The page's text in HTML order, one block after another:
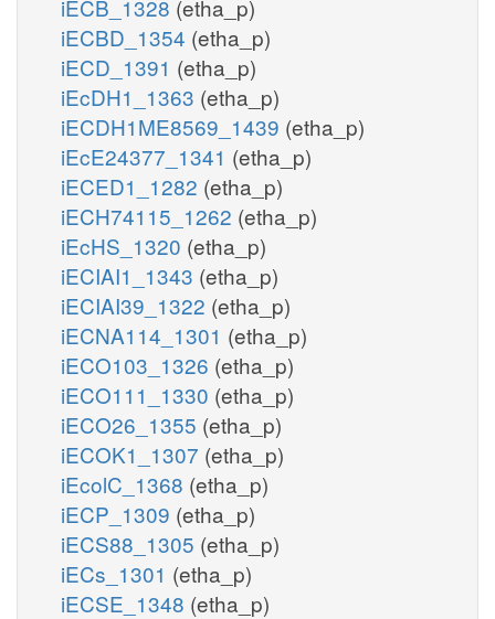
iECB_1328 (etha_p)
iECBD_1354 (etha_p)
iECD_1391 (etha_p)
iEcDH1_1363 (etha_p)
iECDH1ME8569_1439 (etha_p)
iEcE24377_1341 (etha_p)
iECED1_1282 (etha_p)
iECH74115_1262 (etha_p)
iEcHS_1320 (etha_p)
iECIAI1_1343 (etha_p)
iECIAI39_1322 (etha_p)
iECNA114_1301 (etha_p)
iECO103_1326 (etha_p)
iECO111_1330 (etha_p)
iECO26_1355 (etha_p)
iECOK1_1307 (etha_p)
iEcolC_1368 (etha_p)
iECP_1309 (etha_p)
iECS88_1305 (etha_p)
iECs_1301 (etha_p)
iECSE_1348 (etha_p)